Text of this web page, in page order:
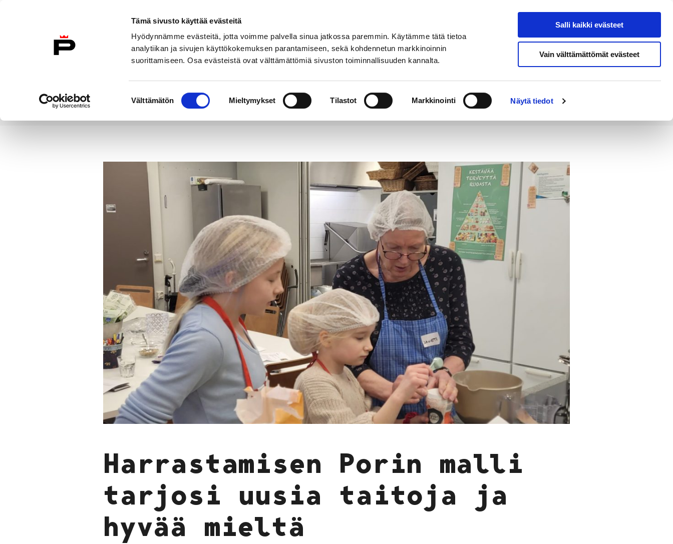
Tämä sivusto käyttää evästeitä
Hyödynnämme evästeitä, jotta voimme palvella sinua jatkossa paremmin. Käytämme tätä tietoa
analytiikan ja sivujen käyttökokemuksen parantamiseen, sekä kohdennetun markkinoinnin
suorittamiseen. Osa evästeistä ovat välttämättömiä sivuston toiminnallisuuden kannalta.
valinta
Välttämätön Mieltymykset Tilastot Markkinointi Näytä tiedot
Salli kaikki evästeet
Vain välttämättömät evästeet
Etusivulle
Hae sivustolta
Etusivu
Harrastamisen Porin malli
tarjosi uusia taitoja ja
hyvää mieltä